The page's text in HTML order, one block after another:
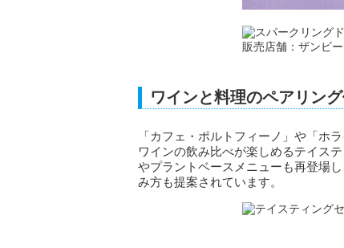
ワインと料理のペアリン
「カフェ・ポルトフィーノ」や「ホ
ワインの飲み比べが楽しめるテイス
やプラントベースメニューも再登場
み方も提案されています。